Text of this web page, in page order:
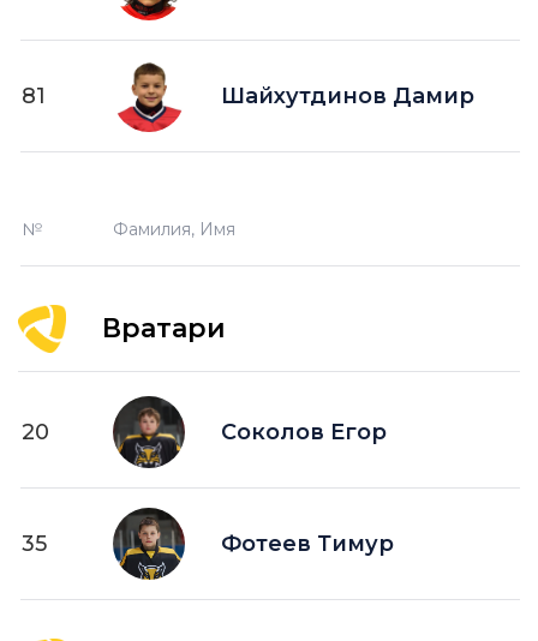
81 Шайхутдинов Дамир
№ Фамилия, Имя
Вратари
20 Соколов Егор
35 Фотеев Тимур